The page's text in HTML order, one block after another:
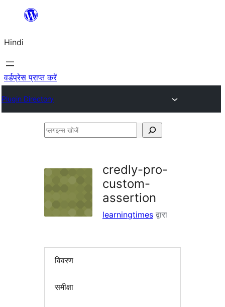
सामग्री
जाएं
Hindi
वर्डप्रेस प्राप्त करें
Plugin Directory
प्लगइन्स
credly-pro-
custom-
assertion
learningtimes द्वारा
विवरण
समीक्षा